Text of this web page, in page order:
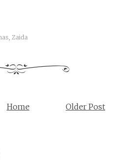
, Zaida
Older Post
Home